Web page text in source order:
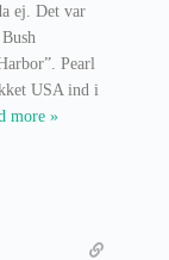
ej. Det var
Pearl
USA ind i
more »